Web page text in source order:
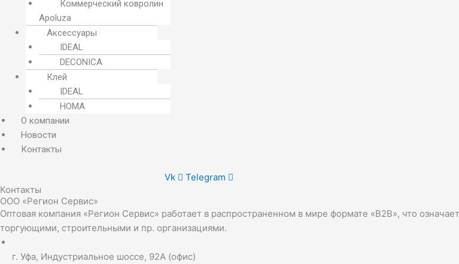
Коммерческий ковролин
Apoluza
Аксессуары
IDEAL
DECONICA
Клей
IDEAL
HOMA
О компании
Новости
Контакты
Vk
Telegram
Контакты
ООО «Регион Сервис»
Оптовая компания «Регион Сервис» работает в распространенном в мире формате «B2B», что
торгующими, строительными и пр. организациями.
г. Уфа, Индустриальное шоссе, 92А (офис)